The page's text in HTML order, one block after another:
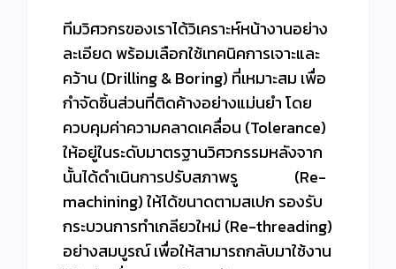
ทีมวิศวกรของเราได้วิเคราะห์หน้างานอย่าง
ละเอียด พร้อมเลือกใช้เทคนิคการเจาะและ
คว้าน (Drilling & Boring) ที่เหมาะสม เพื่อ
กำจัดชิ้นส่วนที่ติดค้างอย่างแม่นยำ โดย
ควบคุมค่าความคลาดเคลื่อน (Tolerance)
ให้อยู่ในระดับมาตรฐานวิศวกรรมหลังจาก
นั้นได้ดำเนินการปรับสภาพรู (Re-
machining) ให้ได้ขนาดตามสเปก รองรับ
กระบวนการทำเกลียวใหม่ (Re-threading)
อย่างสมบูรณ์ เพื่อให้สามารถกลับมาใช้งาน